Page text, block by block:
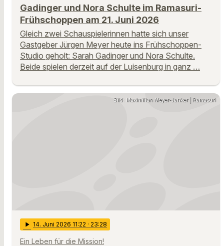
Gadinger und Nora Schulte im Ramasuri-
Frühschoppen am 21. Juni 2026
Gleich zwei Schauspielerinnen hatte sich unser
Gastgeber Jürgen Meyer heute ins Frühschoppen-
Studio geholt: Sarah Gadinger und Nora Schulte.
Beide spielen derzeit auf der Luisenburg in ganz …
Bild: Maximilian Meyer-Janker | Ramasuri
play_arrow 14. Juni 2026 11:22 · 23:28
Ein Leben für die Mission!